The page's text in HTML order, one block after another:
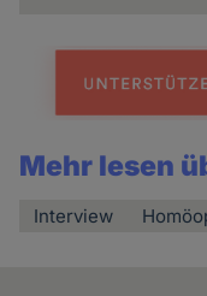
Mehr lesen
Interview